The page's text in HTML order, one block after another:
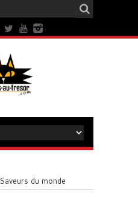
Saveurs du monde